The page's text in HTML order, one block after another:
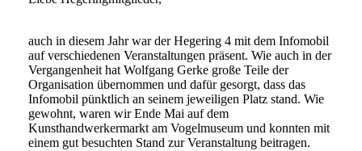
auch in diesem Jahr war der Hegering 4 mit dem Infomobil
auf verschiedenen Veranstaltungen präsent. Wie auch in der
Vergangenheit hat Wolfgang Gerke große Teile der
Organisation übernommen und dafür gesorgt, dass das
Infomobil pünktlich an seinem jeweiligen Platz stand. Wie
gewohnt, waren wir Ende Mai auf dem
Kunsthandwerkermarkt am Vogelmuseum und konnten mit
einem gut besuchten Stand zur Veranstaltung beitragen.